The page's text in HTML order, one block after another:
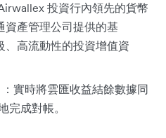
投資行內領先的貨幣
資產管理公司提供的基
、高流動性的投資增值資
實時將雲匯收益結餘數據同
完成對帳。